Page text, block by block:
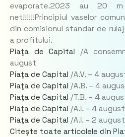
evaporate.2023 au 20
net!!!!!!Principiul vaselor
din comisionul standar de
a profitului.
Piaţa de Capital /A
august
Piaţa de Capital /A.V. – 4
Piaţa de Capital /A.B. – 4
Piaţa de Capital /T.B. – 4
Piaţa de Capital /A.I. – 4 august
Piaţa de Capital /A.I. – 2
Citeşte toate articolele din